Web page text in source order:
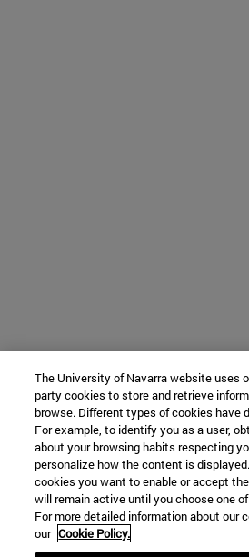
The University of Navarra website uses
party cookies to store and retrieve
browse. Different types of cookies have
For example, to identify you as a user,
about your browsing habits respecting
personalize how the content is
cookies you want to enable or accept
will remain active until you choose one
For more detailed information about our
our Cookie Policy.